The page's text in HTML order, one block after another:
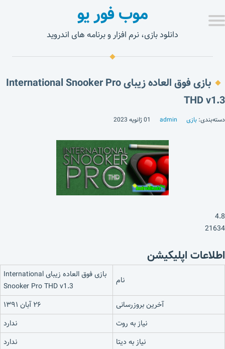
موب فور یو
دانلود بازی، نرم افزار و برنامه های اندروید
بازی فوق العاده زیبای International Snooker Pro
THD v1.3
دسته‌بندی: بازی admin 01 ژانویه 2023
4.8
21634
اطلاعات اپلیکیشن
نام
بازی فوق العاده زیبای International
Snooker Pro THD v1.3
آخرین بروزرسانی
۲۶ آبان ۱۳۹۱
نیاز به روت
ندارد
نیاز به دیتا
ندارد